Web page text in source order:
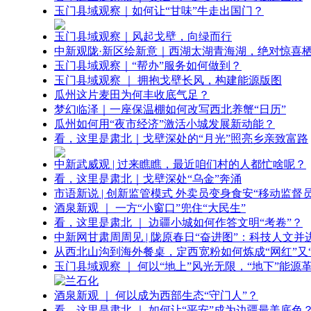
玉门县域观察｜如何让“甘味”牛走出国门？
玉门县域观察｜风起戈壁，向绿而行
中新观陇·新区绘新意｜西湖太湖青海湖，绝对惊喜
玉门县域观察｜“帮办”服务如何做到？
玉门县域观察 ｜ 拥抱戈壁长风，构建能源版图
瓜州这片麦田为何丰收底气足？
梦幻临泽｜一座保温棚如何改写西北养蟹“日历”
瓜州如何用“夜市经济”激活小城发展新动能？
看，这里是肃北｜戈壁深处的“月光”照亮乡亲致富路
中新武威观 | 过来瞧瞧，最近咱们村的人都忙啥呢？
看，这里是肃北｜戈壁深处“乌金”奔涌
市语新说 | 创新监管模式 外卖员变身食安“移动监督
酒泉新观 ｜ 一方“小窗口”兜住“大民生”
看，这里是肃北 ｜ 边疆小城如何作答文明“考卷”？
中新网甘肃周周见 | 陇原春日“奋进图”：科技人文并
从西北山沟到海外餐桌，定西宽粉如何炼成“网红”又
玉门县域观察 ｜ 何以“地上”风光无限，“地下”能源
酒泉新观 ｜ 何以成为西部生态“守门人”？